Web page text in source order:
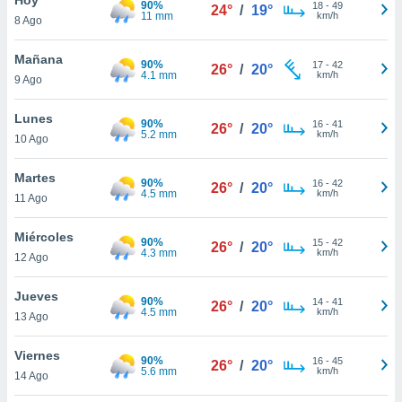
en
más
nuestra
de
cookies
aceptar
8 Ago
90%
11 mm
24° / 19° 18- 49
km/h
Mañana
9 Ago
90%
4.1 mm
26° / 20° 17- 42
km/h
Lunes
10 Ago
90%
5.2 mm
26° / 20° 16- 41
km/h
Martes
11 Ago
90%
4.5 mm
26° / 20° 16- 42
km/h
Miércoles
12 Ago
90%
4.3 mm
26° / 20° 15- 42
km/h
Jueves
13 Ago
90%
4.5 mm
26° / 20° 14- 41
km/h
Viernes
14 Ago
90%
5.6 mm
26° / 20° 16- 45
km/h